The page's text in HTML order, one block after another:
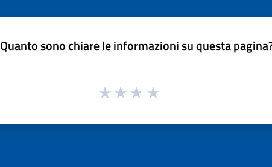
Quanto sono chiare le informazioni su questa